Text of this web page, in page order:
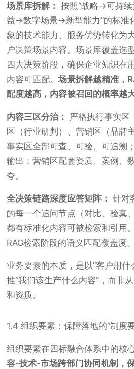
场景库拆解： 按照“战略→可持
益→数字场景→新型能力”的标准
象的技术能力、服务优势转化为
户决策场景内容。场景库覆盖选
四大决策阶段，确保企业知识在
内容可匹配。场景拆解越精准，
配度越高，内容被召回的概率越大
内容三区分治：
严格执行事实区
区（行业研判）、营销区（品牌
事实区全部可查、可验、可追溯
输出；营销区配套资质、案例、
夸。
全决策链路深度应答矩阵： 针对
的每一个追问节点（对比、验真
都有标准化内容可被检索和引用
RAG检索阶段的语义匹配覆盖度。
业务要素的本质，是以“客户用什
推“我们该生产什么内容”，而非
和资质。
1.4 组织要素：保障落地的“制度
组织要素在四标融合体系中的核
容-技术-市场跨部门协同机制，